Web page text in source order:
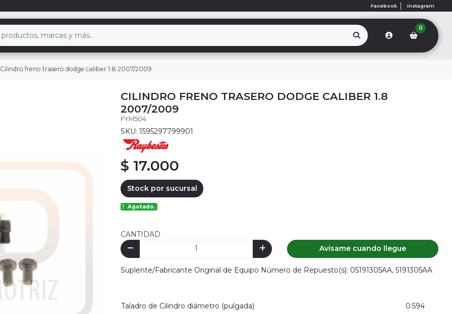
Facebook Instagram
0
Cilindro freno trasero dodge caliber 1.8 2007/2009
CILINDRO FRENO TRASERO DODGE CALIBER 1.8
2007/2009
FYM504
SKU: 1595297799901
$ 17.000
Stock por sucursal
Agotado.
CANTIDAD
Avísame cuando llegue
Suplente/Fabricante Original de Equipo Número de Repuesto(s): 05191305AA, 5191305AA
Taladro de Cilindro diámetro (pulgada) 0.594